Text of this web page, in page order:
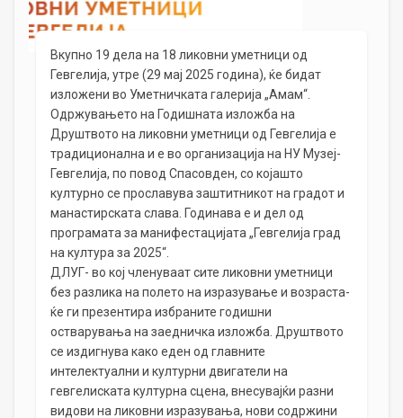
Вкупно 19 дела на 18 ликовни уметници од
Гевгелија, утре (29 мај 2025 година), ќе бидат
изложени во Уметничката галерија „Амам“.
Одржувањето на Годишната изложба на
Друштвото на ликовни уметници од Гевгелија е
традиционална и е во организација на НУ Музеј-
Гевгелија, по повод Спасовден, со којашто
културно се прославува заштитникот на градот и
манастирската слава. Годинава е и дел од
програмата за манифестацијата „Гевгелија град
на култура за 2025“.
ДЛУГ- во кој членуваат сите ликовни уметници
без разлика на полето на изразување и возраста-
ќе ги презентира избраните годишни
остварувања на заедничка изложба. Друштвото
се издигнува како еден од главните
интелектуални и културни двигатели на
гевгелиската културна сцена, внесувајќи разни
видови на ликовни изразувања, нови содржини